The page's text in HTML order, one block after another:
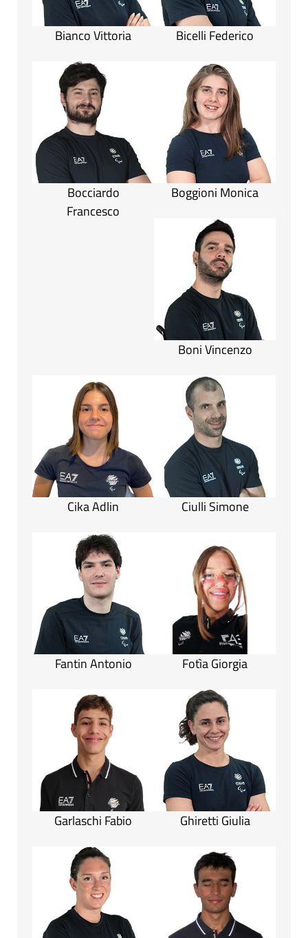
Bianco Vittoria Bicelli Federico
Bocciardo
Francesco
Boggioni Monica
Boni Vincenzo
Cika Adlin Ciulli Simone
Fantin Antonio Fotìa Giorgia
Garlaschi Fabio Ghiretti Giulia